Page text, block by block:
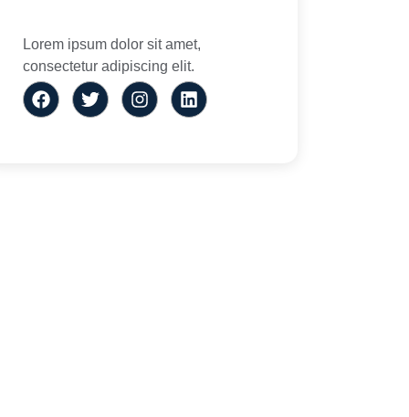
Lorem ipsum dolor sit amet,
consectetur adipiscing elit.